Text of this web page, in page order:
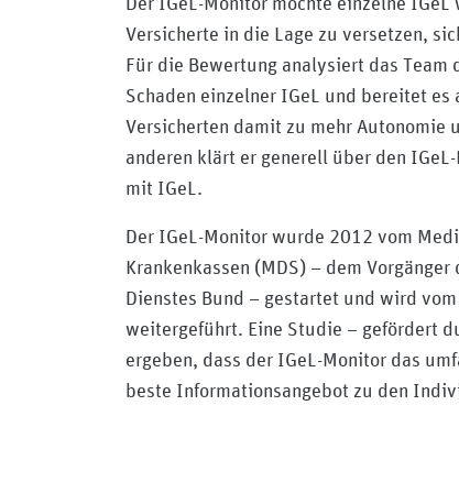
Versicherte in die Lage zu versetzen,
Für die Bewertung analysiert das
Schaden einzelner IGeL und bereitet
Versicherten damit zu mehr Autonomie
anderen klärt er generell über den
mit IGeL.
Der IGeL-Monitor wurde 2012 vom
Krankenkassen (MDS) – dem
Dienstes Bund – gestartet und wird
weitergeführt. Eine Studie – gefördert
ergeben, dass der IGeL-Monitor das
beste Informationsangebot zu den